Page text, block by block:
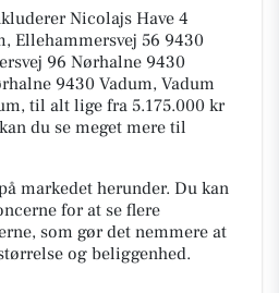
Nicolajs Have 4
Ellehammersvej 56 9430
96 Nørhalne 9430
9430 Vadum, Vadum
til alt lige fra 5.175.000 kr
du se meget mere til
markedet herunder. Du kan
for at se flere
som gør det nemmere at
og beliggenhed.